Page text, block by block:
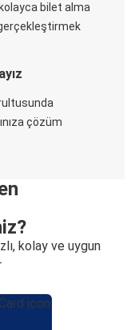
bilet alma
çözüm
kolay ve uygun